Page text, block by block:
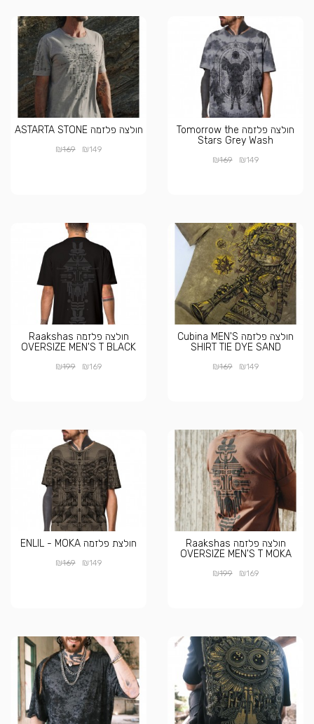
חולצה פלזמה Tomorrow the
Stars Grey Wash
₪149
₪169
חולצה פלזמה ASTARTA STONE
₪149
₪169
חולצה פלזמה Cubina MEN'S
SHIRT TIE DYE SAND
₪149
₪169
חולצה פלזמה Raakshas
OVERSIZE MEN'S T BLACK
₪169
₪199
חולצה פלזמה Raakshas
OVERSIZE MEN'S T MOKA
₪169
₪199
חולצת פלזמה ENLIL - MOKA
₪149
₪169